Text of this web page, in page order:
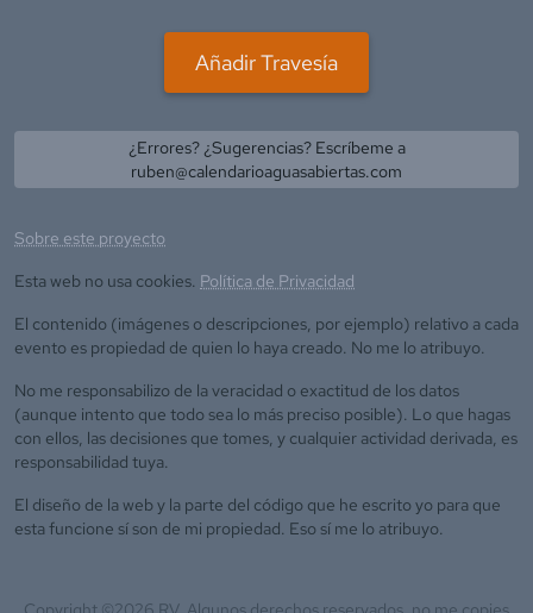
Añadir Travesía
¿Errores? ¿Sugerencias? Escríbeme a
ruben@calendarioaguasabiertas.com
Sobre este proyecto
Esta web no usa cookies. Política de Privacidad
El contenido (imágenes o descripciones, por ejemplo) relativo a cada
evento es propiedad de quien lo haya creado. No me lo atribuyo.
No me responsabilizo de la veracidad o exactitud de los datos
(aunque intento que todo sea lo más preciso posible). Lo que hagas
con ellos, las decisiones que tomes, y cualquier actividad derivada, es
responsabilidad tuya.
El diseño de la web y la parte del código que he escrito yo para que
esta funcione sí son de mi propiedad. Eso sí me lo atribuyo.